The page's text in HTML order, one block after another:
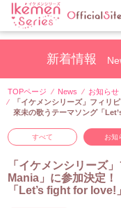
新着情報
TOPページ News
お知らせ
「イケメンシリーズ」フィリ
來未の歌うテーマソング「
すべて お知
「イケメンシリーズ
Mania」に参加決定
「Let’s fight for love!